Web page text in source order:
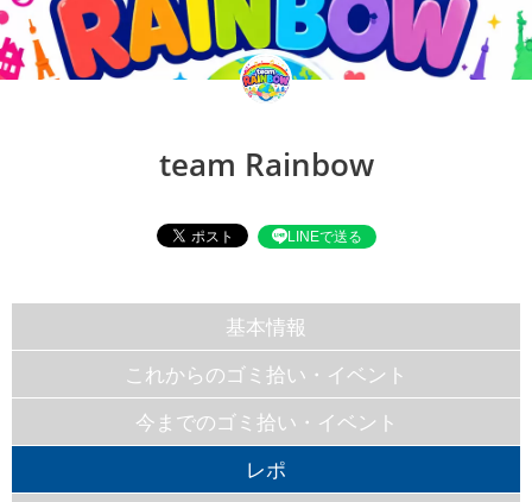
team Rainbow
LINEで送る
基本情報
これからのゴミ拾い・イベント
今までのゴミ拾い・イベント
レポ